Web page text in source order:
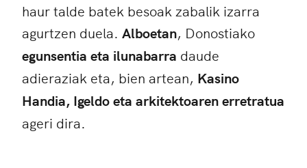
haur talde batek besoak zabalik izarra
agurtzen duela. Alboetan, Donostiako
egunsentia eta ilunabarra daude
adieraziak eta, bien artean, Kasino
Handia, Igeldo eta arkitektoaren erretratua
ageri dira.